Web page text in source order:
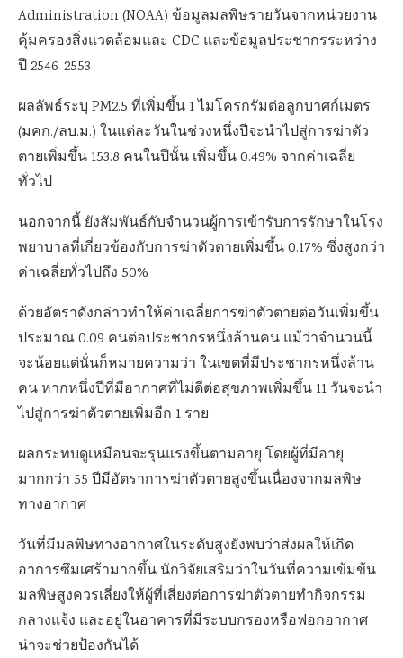
Administration (NOAA) ข้อมูลมลพิษรายวันจากหน่วยงาน
คุ้มครองสิ่งแวดล้อมและ CDC และข้อมูลประชากรระหว่าง
ปี2546-2553
ผลลัพธ์ระบุ PM2.5 ที่เพิ่มขึ้น 1ไมโครกรัมต่อลูกบาศก์เมตร
(มคก./ลบ.ม.) ในแต่ละวันในช่วงหนึ่งปีจะนำไปสู่การฆ่าตัว
ตายเพิ่มขึ้น 153.8 คนในปีนั้น เพิ่มขึ้น0.49% จากค่าเฉลี่ย
ทั่วไป
นอกจากนี้ ยังสัมพันธ์กับจำนวนผู้การเข้ารับการรักษาในโรง
พยาบาลที่เกี่ยวข้องกับการฆ่าตัวตายเพิ่มขึ้น0.17% ซึ่งสูงกว่า
ค่าเฉลี่ยทั่วไปถึง 50%
ด้วยอัตราดังกล่าวทำให้ค่าเฉลี่ยการฆ่าตัวตายต่อวันเพิ่มขึ้น
ประมาณ0.09 คนต่อประชากรหนึ่งล้านคน แม้ว่าจำนวนนี้
จะน้อยแต่นั่นก็หมายความว่า ในเขตที่มีประชากรหนึ่งล้าน
คน หากหนึ่งปีที่มีอากาศที่ไม่ดีต่อสุขภาพเพิ่มขึ้น 11 วันจะนำ
ไปสู่การฆ่าตัวตายเพิ่มอีก 1 ราย
ผลกระทบดูเหมือนจะรุนแรงขึ้นตามอายุ โดยผู้ที่มีอายุ
มากกว่า 55 ปีมีอัตราการฆ่าตัวตายสูงขึ้นเนื่องจากมลพิษ
ทางอากาศ
วันที่มีมลพิษทางอากาศในระดับสูงยังพบว่าส่งผลให้เกิด
อาการซึมเศร้ามากขึ้น นักวิจัยเสริมว่าในวันที่ความเข้มข้น
มลพิษสูงควรเลี่ยงให้ผู้ที่เสี่ยงต่อการฆ่าตัวตายทำกิจกรรม
กลางแจ้ง และอยู่ในอาคารที่มีระบบกรองหรือฟอกอากาศ
น่าจะช่วยป้องกันได้